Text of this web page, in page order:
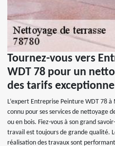
Tournez-vous vers
WDT 78 pour un
des tarifs
L’expert Entreprise Peinture WDT 78
connu pour ses services de nettoyage
ou en bois. Fiez-vous à son grand
travail est toujours de grande qualité.
réalisation des travaux sont